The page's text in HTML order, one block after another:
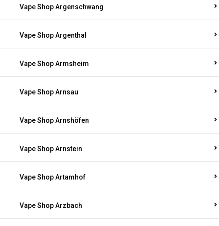
Vape Shop Argenschwang
Vape Shop Argenthal
Vape Shop Armsheim
Vape Shop Arnsau
Vape Shop Arnshöfen
Vape Shop Arnstein
Vape Shop Artamhof
Vape Shop Arzbach